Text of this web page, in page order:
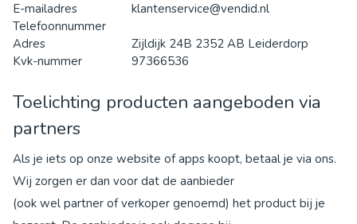
E-mailadres
Telefoonnummer
Adres
Kvk-nummer
klantenservice@vendid.nl
Zijldijk 24B 2352 AB Leiderdorp
97366536
Toelichting producten aangeboden via
partners
Als je iets op onze website of apps koopt, betaal je via ons.
Wij zorgen er dan voor dat de aanbieder
(ook wel partner of verkoper genoemd) het product bij je